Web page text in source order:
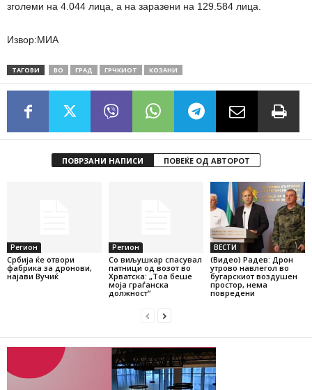
зголеми на 4.044 лица, а на заразени на 129.584 лица.
Извор:МИА
ТАГОВИ ВО ГРАД ГРЧКИОТ КОЗАНИ
ПОВРЗАНИ НАПИСИ ПОВЕЌЕ ОД АВТОРОТ
Регион
Србија ќе отвори
фабрика за дронови,
најави Вучиќ
Регион
Со виљушкар спасувал
патници од возот во
Хрватска: „Тоа беше
моја граѓанска
должност“
ВЕСТИ
(Видео) Радев: Дрон
утрово навлегол во
бугарскиот воздушен
простор, нема
повредени